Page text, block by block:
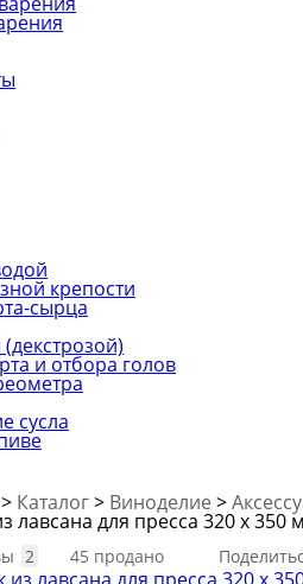
крепости
сырца
и отбора голов
сусла
> Каталог> Виноделие >
лавсана для пресса 320 х 350
2 45 продано